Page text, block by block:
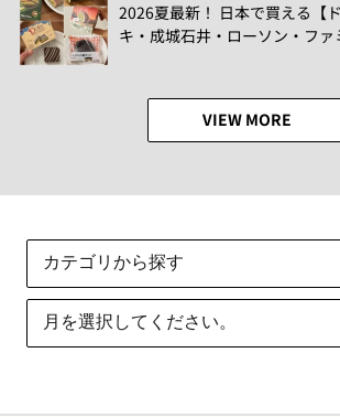
2026夏最新！ 日本で買える【
キ・成城石井・ローソン・ファ
VIEW MORE